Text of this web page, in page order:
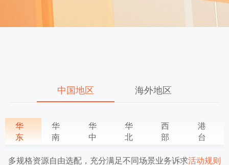
中国地区 海外地区
华
东
华
南
华
中
华
北
西
部
港
台
多规格资源自由选配，充分满足不同场景业务诉求活动规则